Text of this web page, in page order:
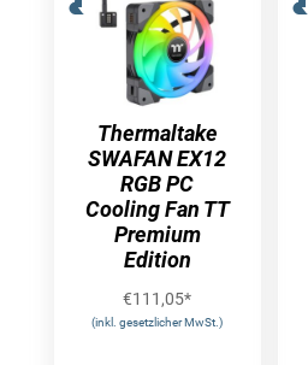
Thermaltake
SWAFAN EX12
RGB PC
Cooling Fan TT
Premium
Edition
€111,05*
(inkl. gesetzlicher MwSt.)